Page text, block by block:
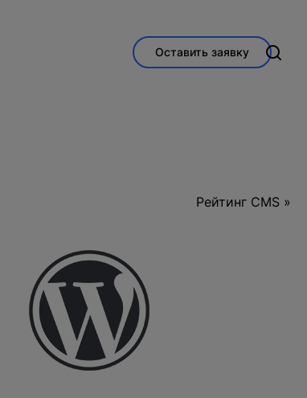
Оставить заявку
Рейтинг CMS »